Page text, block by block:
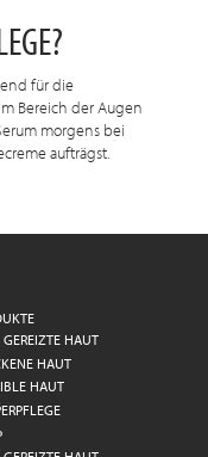
für die
Bereich der Augen
morgens bei
aufträgst.
GEREIZTE HAUT
HAUT
HAUT